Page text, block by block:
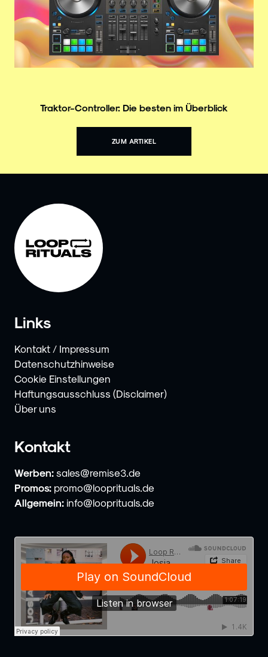
Traktor-Controller: Die besten im Überblick
ZUM ARTIKEL
Links
Kontakt / Impressum
Datenschutzhinweise
Cookie Einstellungen
Haftungsausschluss (Disclaimer)
Über uns
Kontakt
Werben: sales@remise3.de
Promos: promo@looprituals.de
Allgemein: info@looprituals.de